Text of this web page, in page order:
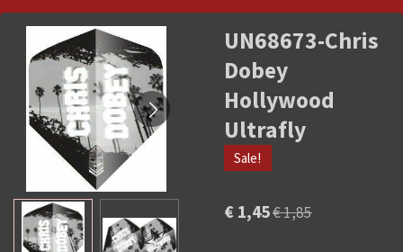
UN68673-Chris
Dobey
Hollywood
Ultrafly
Sale!
€ 1,45€ 1,85